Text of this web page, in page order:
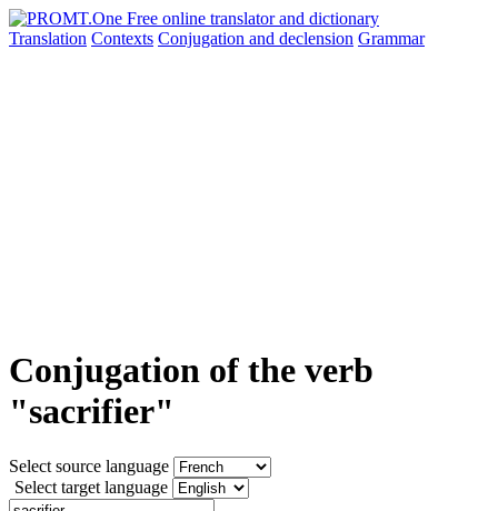
Translation Contexts Conjugation and declension Grammar
Conjugation of the verb
"sacrifier"
Select source language
Select target language